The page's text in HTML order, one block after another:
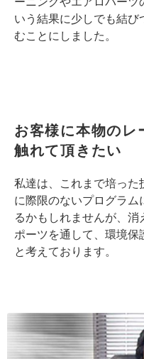
いう結果に少しでも結
むことにしました。
お客様に本物のレ
触れて頂きたい
私達は、これまで培った
に際限のないプログラ
るかもしれませんが、
ポーツを通して、環境保
と考えております。